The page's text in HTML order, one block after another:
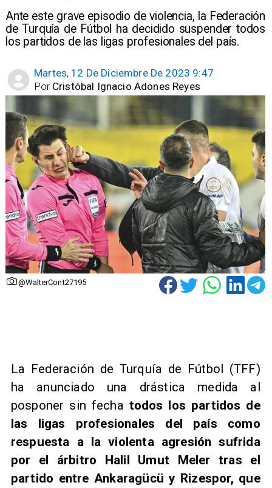
Ante este grave episodio de violencia, la Federación
de Turquía de Fútbol ha decidido suspender todos
los partidos de las ligas profesionales del país.
Martes, 12 De Diciembre De 2023 9:47
Cristóbal Ignacio Adones Reyes
Por
@WalterCont27195
La Federación de Turquía de Fútbol (TFF)
ha anunciado una drástica medida al
posponer sin fecha todos los partidos de
las ligas profesionales del país como
respuesta a la violenta agresión sufrida
por el árbitro Halil Umut Meler tras el
partido entre Ankaragücü y Rizespor, que